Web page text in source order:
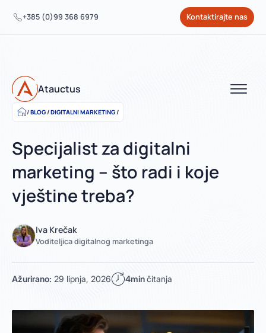
+385 (0)99 368 6979 Kontaktirajte nas
Atauctus
BLOG/DIGITALNI MARKETING/
Specijalist za digitalni
marketing – što radi i koje
vještine treba?
Iva Krečak
Voditeljica digitalnog marketinga
Ažurirano: 29 lipnja, 2026 4minčitanja